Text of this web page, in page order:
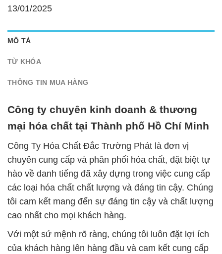
13/01/2025
MÔ TẢ
TỪ KHÓA
THÔNG TIN MUA HÀNG
Công ty chuyên kinh doanh & thương
mại hóa chất tại Thành phố Hồ Chí Minh
Công Ty Hóa Chất Đắc Trường Phát là đơn vị
chuyên cung cấp và phân phối hóa chất, đặt biệt tự
hào về danh tiếng đã xây dựng trong việc cung cấp
các loại hóa chất chất lượng và đáng tin cậy. Chúng
tôi cam kết mang đến sự đáng tin cậy và chất lượng
cao nhất cho mọi khách hàng.
Với một sứ mệnh rõ ràng, chúng tôi luôn đặt lợi ích
của khách hàng lên hàng đầu và cam kết cung cấp